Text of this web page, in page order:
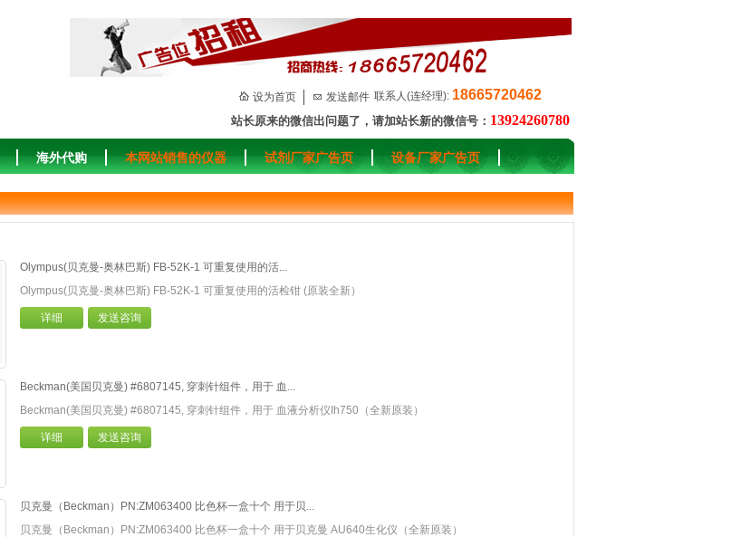
设为首页 发送邮件 联系人(连经理): 18665720462
站长原来的微信出问题了，请加站长新的微信号： 13924260780
海外代购 本网站销售的仪器 试剂厂家广告页 设备厂家广告页
Olympus(贝克曼-奥林巴斯) FB-52K-1 可重复使用的活...
Olympus(贝克曼-奥林巴斯) FB-52K-1 可重复使用的活检钳 (原装全新）
详细 发送咨询
Beckman(美国贝克曼) #6807145, 穿刺针组件，用于 血...
Beckman(美国贝克曼) #6807145, 穿刺针组件，用于 血液分析仪Ih750（全新原装）
详细 发送咨询
贝克曼（Beckman）PN:ZM063400 比色杯一盒十个 用于贝...
贝克曼（Beckman）PN:ZM063400 比色杯一盒十个 用于贝克曼 AU640生化仪（全新原装）